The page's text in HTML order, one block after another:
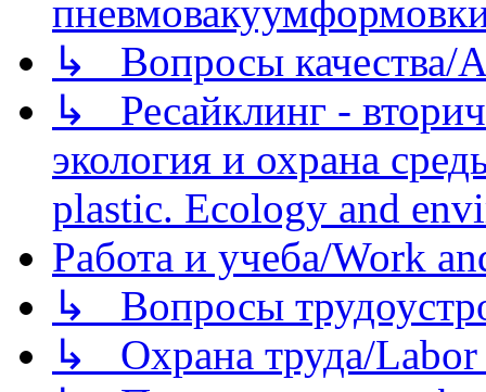
↳ Вопросы качества/
↳ Ресайклинг -
экология и охрана
plastic. Ecology and
Работа и учеба/Work
↳ Вопросы
↳ Охрана труда/Labor